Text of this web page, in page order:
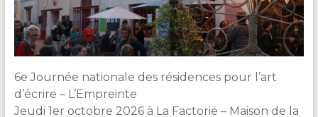
6e Journée nationale des résidences pour l’art
d’écrire – L’Empreinte
Jeudi 1er octobre 2026 à La Factorie – Maison de la